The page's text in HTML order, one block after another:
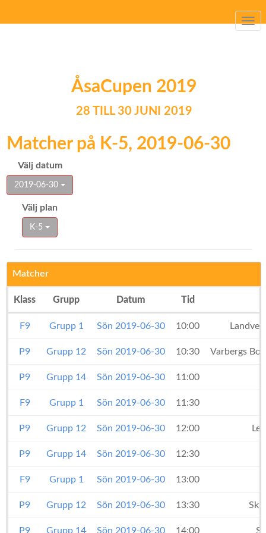
ÅsaCupen 2019
28 TILL 30 JUNI 2019
Matcher på K-5, 2019-06-30
Välj datum
2019-06-30
Välj plan
K-5
Matcher
Klass Grupp Datum Tid
F9 Grupp 1 Sön 2019-06-30 10:00
P9 Grupp 12 Sön 2019-06-30 10:30 Varbergs
P9 Grupp 14 Sön 2019-06-30 11:00
F9 Grupp 1 Sön 2019-06-30 11:30
P9 Grupp 12 Sön 2019-06-30 12:00
P9 Grupp 14 Sön 2019-06-30 12:30
F9 Grupp 1 Sön 2019-06-30 13:00
P9 Grupp 12 Sön 2019-06-30 13:30
P9 Grupp 14 Sön 2019-06-30 14:00